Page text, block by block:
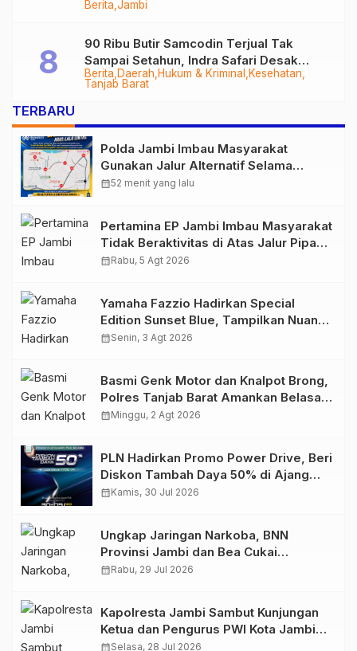
Berita Jambi
Tungkal-Jambi Mulus di 2028
Berita Daerah Hukum & Kriminal
Kesehatan
Tanjab Barat
90 Ribu Butir Samcodin Terjual Tak
Sampai Setahun, Indra Safari Desak
Audit Menyeluruh
TERBARU
Polda Jambi Imbau Masyarakat
Gunakan Jalur Alternatif Selama
Pelaksanaan Presisi Merdeka Run
calendar_month52 menit yang lalu
Pertamina EP Jambi Imbau Masyarakat
Tidak Beraktivitas di Atas Jalur Pipa
Migas Demi Keselamatan Bersama
calendar_monthRabu, 5 Agt 2026
Yamaha Fazzio Hadirkan Special
Edition Sunset Blue, Tampilkan Nuansa
Retro Summer yang Semakin Skena
calendar_monthSenin, 3 Agt 2026
Basmi Genk Motor dan Knalpot Brong,
Polres Tanjab Barat Amankan Belasan
Kendaraan
calendar_monthMinggu, 2 Agt 2026
PLN Hadirkan Promo Power Drive, Beri
Diskon Tambah Daya 50% di Ajang
GIIAS 2026
calendar_monthKamis, 30 Jul 2026
Ungkap Jaringan Narkoba, BNN
Provinsi Jambi dan Bea Cukai
Amankan Sembilan Pelaku beserta
calendar_monthRabu, 29 Jul 2026
Kapolresta Jambi Sambut Kunjungan
Ketua dan Pengurus PWI Kota Jambi
Perkuat Sinergi dan Kolaborasi
calendar_monthSelasa, 28 Jul 2026